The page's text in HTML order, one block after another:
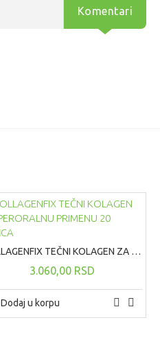
Komentari
COLLAGENFIX TEČNI KOLAGEN ZA PERORALNU PRIMENU 20 KESICA
3.060,00 RSD
Dodaj u korpu